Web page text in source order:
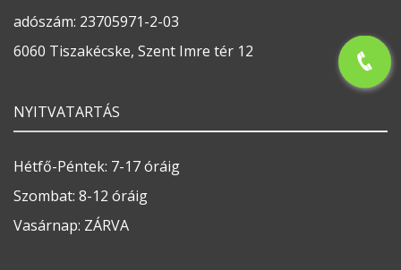
adószám: 23705971-2-03
6060 Tiszakécske, Szent Imre tér 12
NYITVATARTÁS
Hétfő-Péntek: 7-17 óráig
Szombat: 8-12 óráig
Vasárnap: ZÁRVA